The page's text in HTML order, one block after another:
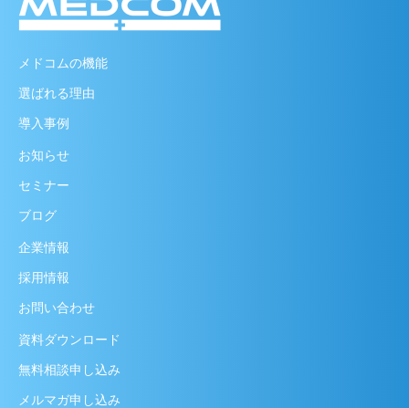
メドコムの機能
選ばれる理由
導入事例
お知らせ
セミナー
ブログ
企業情報
採用情報
お問い合わせ
資料ダウンロード
無料相談申し込み
メルマガ申し込み